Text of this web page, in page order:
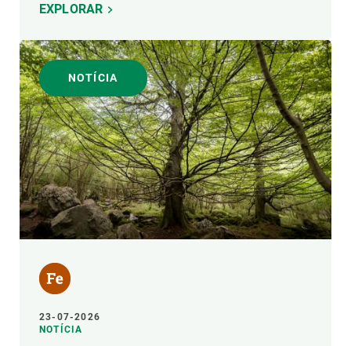
EXPLORAR
NOTÍCIA
23-07-2026
NOTÍCIA